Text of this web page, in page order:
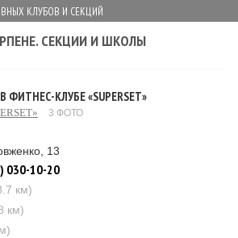
КЛУБОВ И СЕКЦИЙ
СЕКЦИИ И ШКОЛЫ
КЛУБЕ «SUPERSET»
3 ФОТО
13
030-10-20
км)
км)